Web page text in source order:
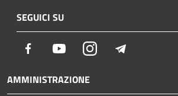
SEGUICI SU
Facebook YoutubeInstagram
AMMINISTRAZIONE